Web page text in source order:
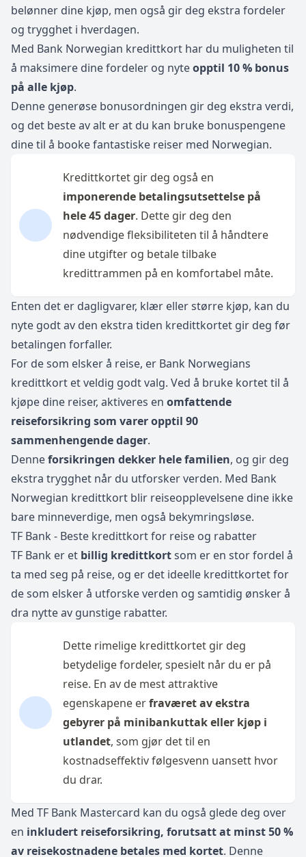
belønner dine kjøp, men også gir deg ekstra fordeler
og trygghet i hverdagen.
Med Bank Norwegian kredittkort har du muligheten til
å maksimere dine fordeler og nyteopptil 10 % bonus
på alle kjøp.
Denne generøse bonusordningen gir deg ekstra verdi,
og det beste av alt er at du kan bruke bonuspengene
dine til å booke fantastiske reiser med Norwegian.
Kredittkortet gir deg også en
imponerende betalingsutsettelse på
hele 45 dager. Dette gir deg den
nødvendige fleksibiliteten til å håndtere
dine utgifter og betale tilbake
kredittrammen på en komfortabel måte.
Enten det er dagligvarer, klær eller større kjøp, kan du
nyte godt av den ekstra tiden kredittkortet gir deg før
betalingen forfaller.
For de som elsker å reise, er Bank Norwegians
kredittkort et veldig godt valg. Ved å bruke kortet til å
kjøpe dine reiser, aktiveres en omfattende
reiseforsikring som varer opptil 90
sammenhengende dager.
Denneforsikringen dekker hele familien, og gir deg
ekstra trygghet når du utforsker verden. Med Bank
Norwegian kredittkort blir reiseopplevelsene dine ikke
bare minneverdige, men også bekymringsløse.
TF Bank - Beste kredittkort for reise og rabatter
TF Bank er et billig kredittkortsom er en stor fordel å
ta med seg på reise, og er det ideelle kredittkortet for
de som elsker å utforske verden og samtidig ønsker å
dra nytte av gunstige rabatter.
Dette rimelige kredittkortet gir deg
betydelige fordeler, spesielt når du er på
reise. En av de mest attraktive
egenskapene erfraværet av ekstra
gebyrer på minibankuttak eller kjøp i
utlandet, som gjør det til en
kostnadseffektiv følgesvenn uansett hvor
du drar.
Med TF Bank Mastercard kan du også glede deg over
en inkludert reiseforsikring, forutsatt at minst 50 %
av reisekostnadene betales med kortet. Denne